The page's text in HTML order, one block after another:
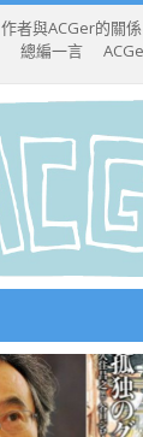
作者與ACGer的關係
總編一言